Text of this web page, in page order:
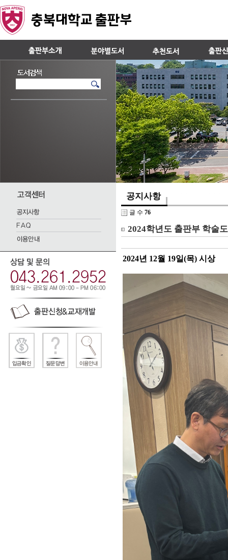
공지사항
글 수 76
2024학년도 출판부 학술
2024년 12월 19일(목) 시상